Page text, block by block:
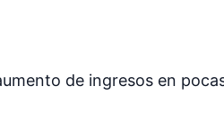
de ingresos en